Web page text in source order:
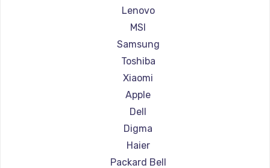
Ремонт ноутбуков Epson
Ремонт ноутбуков Philips
Ремонт ноутбуков LG
Ремонт ноутбуков Panasonic
Ремонт ноутбуков Irbis
Ремонт ноутбуков Thunderobot
Ремонт ноутбуков Hasee
Ремонт ноутбуков ZTE
Ремонт ноутбуков Hiper
Ремонт ноутбуков Evga
Lenovo
MSI
Samsung
Toshiba
Xiaomi
Apple
Dell
Digma
Haier
Packard Bell